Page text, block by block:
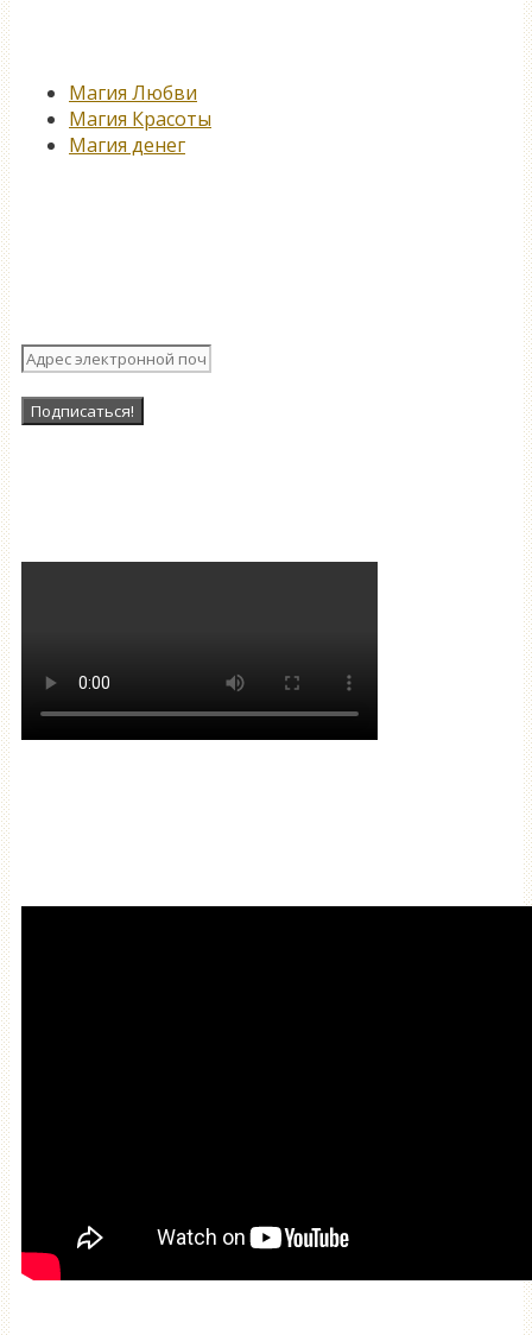
Магия Любви
Магия Красоты
Магия денег